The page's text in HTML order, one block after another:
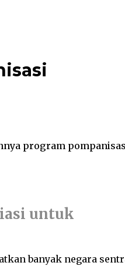
program
untuk
banyak negara